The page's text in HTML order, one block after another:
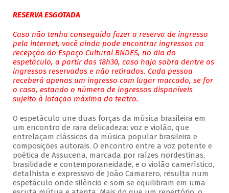
RESERVA ESGOTADA
Caso não tenha conseguido fazer a reserva de ingresso
pela internet, você ainda pode encontrar ingressos na
recepção do Espaço Cultural BNDES, no dia do
espetáculo, a partir das 18h30, caso haja sobra dentre os
ingressos reservados e não retirados. Cada pessoa
receberá apenas um ingresso com lugar marcado, se for
o caso, estando o número de ingressos disponíveis
sujeito à lotação máxima do teatro.
O espetáculo une duas forças da música brasileira em
um encontro de rara delicadeza: voz e violão, que
entrelaçam clássicos da música popular brasileira e
composições autorais. O encontro entre a voz potente e
poética de Assucena, marcada por raízes nordestinas,
brasilidade e contemporaneidade, e o violão camerístico,
detalhista e expressivo de João Camarero, resulta num
espetáculo onde silêncio e som se equilibram em uma